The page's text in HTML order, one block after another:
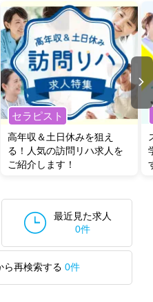
セラピスト
高年収＆土日休みを狙え
る！人気の訪問リハ求人を
ご紹介します！
最近見た求人
0件
ら再検索する 0件